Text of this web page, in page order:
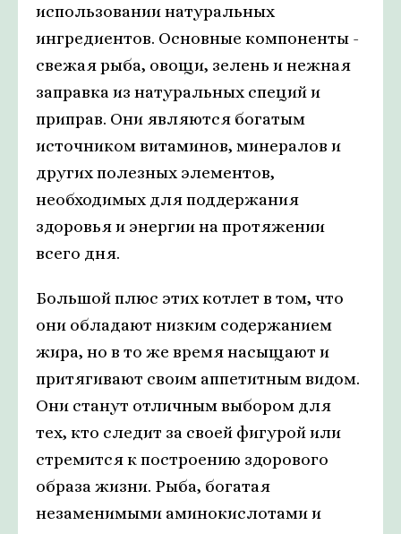
использовании натуральных
ингредиентов. Основные компоненты -
свежая рыба, овощи, зелень и нежная
заправка из натуральных специй и
приправ. Они являются богатым
источником витаминов, минералов и
других полезных элементов,
необходимых для поддержания
здоровья и энергии на протяжении
всего дня.
Большой плюс этих котлет в том, что
они обладают низким содержанием
жира, но в то же время насыщают и
притягивают своим аппетитным видом.
Они станут отличным выбором для
тех, кто следит за своей фигурой или
стремится к построению здорового
образа жизни. Рыба, богатая
незаменимыми аминокислотами и